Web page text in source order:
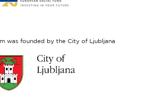
website
was founded by the City of Ljubljana